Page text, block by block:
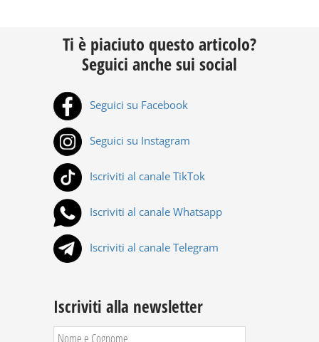
Ti è piaciuto questo articolo?
Seguici anche sui social
Seguici su Facebook
Seguici su Instagram
Iscriviti al canale TikTok
Iscriviti al canale Whatsapp
Iscriviti al canale Telegram
Iscriviti alla newsletter